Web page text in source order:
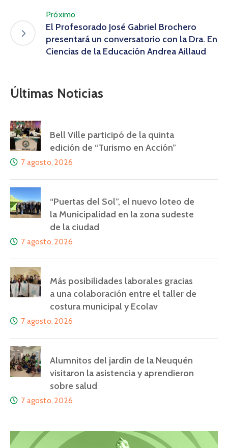
Próximo
El Profesorado José Gabriel Brochero
presentará un conversatorio con la Dra. En
Ciencias de la Educación Andrea Aillaud
Últimas Noticias
Bell Ville participó de la quinta
edición de “Turismo en Acción”
7 agosto, 2026
“Puertas del Sol”, el nuevo loteo de
la Municipalidad en la zona sudeste
de la ciudad
7 agosto, 2026
Más posibilidades laborales gracias
a una colaboración entre el taller de
costura municipal y Ecolav
7 agosto, 2026
Alumnitos del jardín de la Neuquén
visitaron la asistencia y aprendieron
sobre salud
7 agosto, 2026